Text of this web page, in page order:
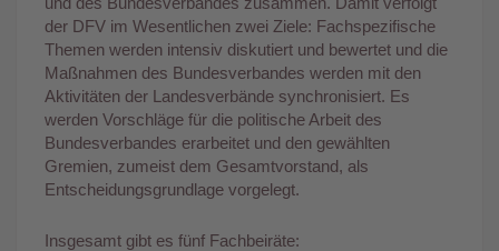
der DFV im Wesentlichen zwei Ziele: Fachspezifische
Themen werden intensiv diskutiert und bewertet und die
Maßnahmen des Bundesverbandes werden mit den
Aktivitäten der Landesverbände synchronisiert. Es
werden Vorschläge für die politische Arbeit des
Bundesverbandes erarbeitet und den gewählten
Gremien, zumeist dem Gesamtvorstand, als
Entscheidungsgrundlage vorgelegt.
Insgesamt gibt es fünf Fachbeiräte: